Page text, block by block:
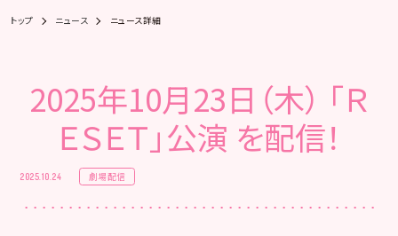
トップ ニュース ニュース詳細
2025年10月23日（木） 「Ｒ
ＥＳＥＴ」公演 を配信！
2025.10.24 劇場配信